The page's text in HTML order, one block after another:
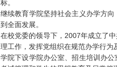
标。
继续教育学院坚持社会主义办学方
到全面发展。
在校党委的领导下，2007年成立了
理工作，发挥党组织在规范办学行为
学院下设学院办公室、招生培训办